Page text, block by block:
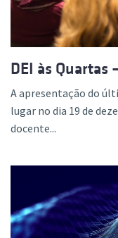
DEI às Quartas
A apresentação do
lugar no dia 19 de
docente...